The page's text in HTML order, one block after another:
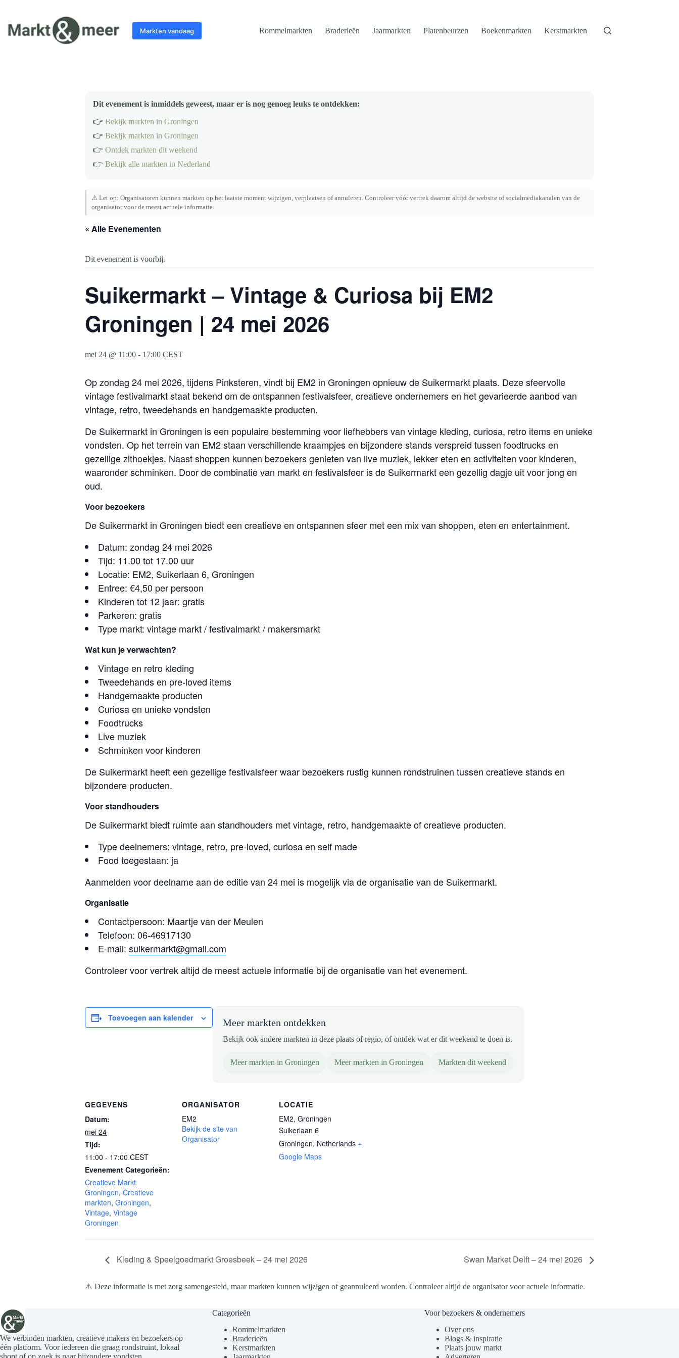
inhoud
Markten vandaag Rommelmarkten Braderieën Jaarmarkten Platenbeurzen Boekenmarkten Kerstmarkten
Dit evenement is inmiddels geweest, maar er is nog genoeg leuks te ontdekken:
👉 Bekijk markten in Groningen
👉 Bekijk markten in Groningen
👉 Ontdek markten dit weekend
👉 Bekijk alle markten in Nederland
⚠️ Let op: Organisatoren kunnen markten op het laatste moment wijzigen, verplaatsen of annuleren. Controleer vóór vertrek daarom altijd de website of socialmediakanalen van de
organisator voor de meest actuele informatie.
« Alle Evenementen
Dit evenement is voorbij.
Suikermarkt – Vintage & Curiosa bij EM2
Groningen | 24 mei 2026
mei 24 @ 11:00 - 17:00 CEST
Op zondag 24 mei 2026, tijdens Pinksteren, vindt bij EM2 in Groningen opnieuw de Suikermarkt plaats. Deze sfeervolle
vintage festivalmarkt staat bekend om de ontspannen festivalsfeer, creatieve ondernemers en het gevarieerde aanbod van
vintage, retro, tweedehands en handgemaakte producten.
De Suikermarkt in Groningen is een populaire bestemming voor liefhebbers van vintage kleding, curiosa, retro items en unieke
vondsten. Op het terrein van EM2 staan verschillende kraampjes en bijzondere stands verspreid tussen foodtrucks en
gezellige zithoekjes. Naast shoppen kunnen bezoekers genieten van live muziek, lekker eten en activiteiten voor kinderen,
waaronder schminken. Door de combinatie van markt en festivalsfeer is de Suikermarkt een gezellig dagje uit voor jong en
oud.
Voor bezoekers
De Suikermarkt in Groningen biedt een creatieve en ontspannen sfeer met een mix van shoppen, eten en entertainment.
Datum: zondag 24 mei 2026
Tijd: 11.00 tot 17.00 uur
Locatie: EM2, Suikerlaan 6, Groningen
Entree: €4,50 per persoon
Kinderen tot 12 jaar: gratis
Parkeren: gratis
Type markt: vintage markt / festivalmarkt / makersmarkt
Wat kun je verwachten?
Vintage en retro kleding
Tweedehands en pre-loved items
Handgemaakte producten
Curiosa en unieke vondsten
Foodtrucks
Live muziek
Schminken voor kinderen
De Suikermarkt heeft een gezellige festivalsfeer waar bezoekers rustig kunnen rondstruinen tussen creatieve stands en
bijzondere producten.
Voor standhouders
De Suikermarkt biedt ruimte aan standhouders met vintage, retro, handgemaakte of creatieve producten.
Type deelnemers: vintage, retro, pre-loved, curiosa en self made
Food toegestaan: ja
Aanmelden voor deelname aan de editie van 24 mei is mogelijk via de organisatie van de Suikermarkt.
Organisatie
Contactpersoon: Maartje van der Meulen
Telefoon: 06-46917130
E-mail: suikermarkt@gmail.com
Controleer voor vertrek altijd de meest actuele informatie bij de organisatie van het evenement.
Toevoegen aan kalender Meer markten ontdekken
Bekijk ook andere markten in deze plaats of regio, of ontdek wat er dit weekend te doen is.
Meer markten in Groningen Meer markten in Groningen Markten dit weekend
GEGEVENS
Datum:
mei 24
Tijd:
11:00 - 17:00 CEST
Evenement Categorieën:
Creatieve Markt
Groningen, Creatieve
markten, Groningen,
Vintage, Vintage
Groningen
ORGANISATOR
EM2
Bekijk de site van
Organisator
LOCATIE
EM2, Groningen
Suikerlaan 6
Groningen, Netherlands +
Google Maps
Kleding & Speelgoedmarkt Groesbeek – 24 mei 2026 Swan Market Delft – 24 mei 2026
⚠️ Deze informatie is met zorg samengesteld, maar markten kunnen wijzigen of geannuleerd worden. Controleer altijd de organisator voor actuele informatie.
We verbinden markten, creatieve makers en bezoekers op
één platform. Voor iedereen die graag rondstruint, lokaal
Categorieën
Rommelmarkten
Braderieën
Kerstmarkten
Voor bezoekers & ondernemers
Over ons
Blogs & inspiratie
Plaats jouw markt